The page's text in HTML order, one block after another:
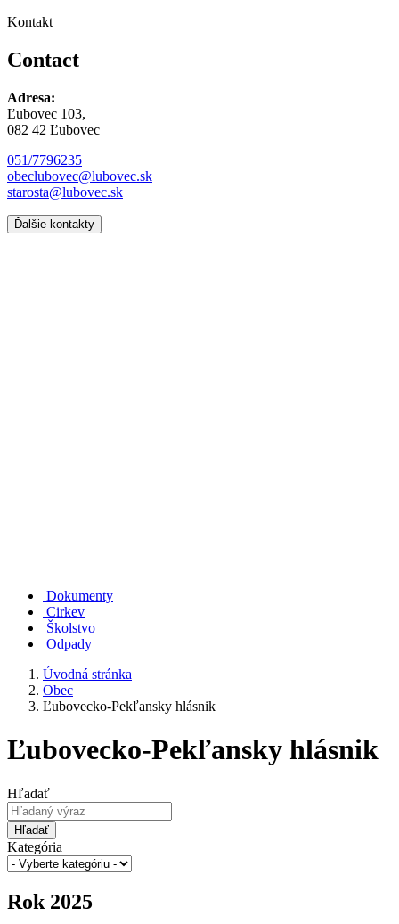
Kontakt
Contact
Adresa:
Ľubovec 103,
082 42 Ľubovec
051/7796235
obeclubovec@lubovec.sk
starosta@lubovec.sk
Ďalšie kontakty
Dokumenty
Cirkev
Školstvo
Odpady
Úvodná stránka
Obec
Ľubovecko-Pekľansky hlásnik
Ľubovecko-Pekľansky hlásnik
Hľadať
Hľadať
Kategória
Rok 2025